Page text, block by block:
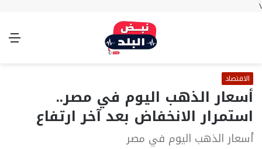
\
الوضع
الاقتصاد
أسعار الذهب اليوم في مصر..
استمرار الانخفاض بعد آخر ارتفاع
أسعار الذهب اليوم في مصر